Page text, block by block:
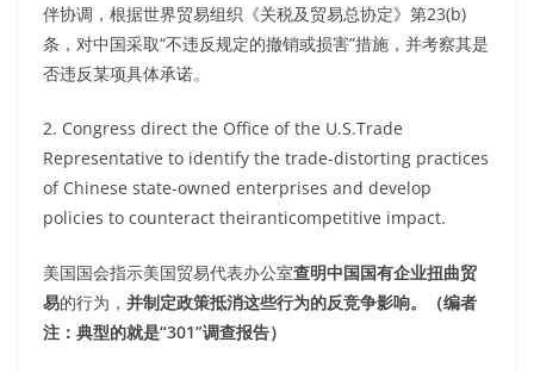
伴协调，根据世界贸易组织《关税及贸易总协定》第23(b)
条，对中国采取“不违反规定的撤销或损害”措施，并考察其是
否违反某项具体承诺。
2. Congress direct the Office of the U.S.Trade
Representative to identify the trade-distorting practices
of Chinese state-owned enterprises and develop
policies to counteract theiranticompetitive impact.
美国国会指示美国贸易代表办公室查明中国国有企业扭曲贸
易的行为， 并制定政策抵消这些行为的反竞争影响。（编者
注：典型的就是“301”调查报告）